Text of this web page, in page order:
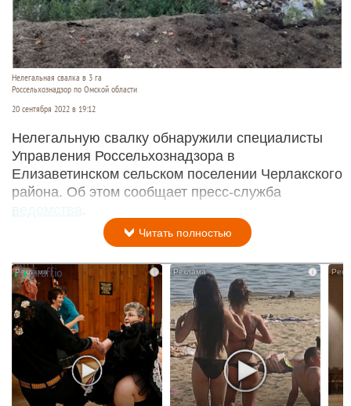
Нелегальная свалка в 3 га
Россельхознадзор по Омской области
20 сентября 2022 в 19:12
Нелегальную свалку обнаружили специалисты
Управления Россельхознадзора в
Елизаветинском сельском поселении Черлакского
района. Об этом сообщает пресс-служба
ведомства
Читать полностью
i